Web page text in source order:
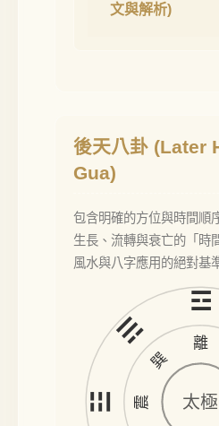
文與解析)
後天八卦 (Later
Gua)
包含明確的方位與時間順
生長、流轉與衰亡的「時
風水與八字應用的絕對基
太極
☲
離
☳ 震
☴
巽